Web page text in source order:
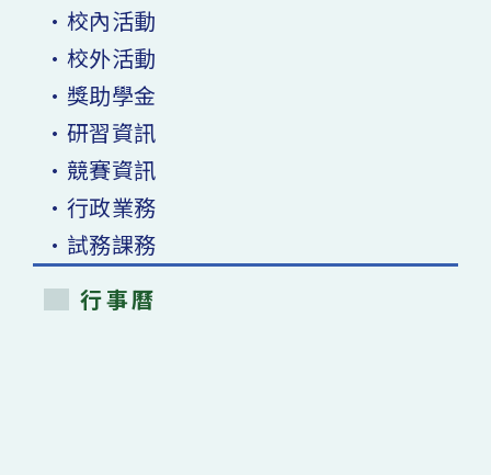
•校內活動
•校外活動
•獎助學金
•研習資訊
•競賽資訊
•行政業務
•試務課務
行事曆